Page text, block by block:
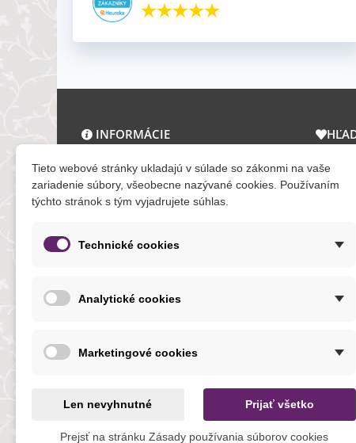
INFORMÁCIE
O nás a kontakt
Obchodné podmienky
Ochrana osobných údajov
Formuláre
NOVINKY
Tieto webové stránky ukladajú v súlade so zákonmi na vaše
zariadenie súbory, všeobecne nazývané cookies. Používaním
týchto stránok s tým vyjadrujete súhlas.
Technické cookies
Analytické cookies
Marketingové cookies
Len nevyhnutné Prijať všetko
Prejsť na stránku Zásady používania súborov cookies